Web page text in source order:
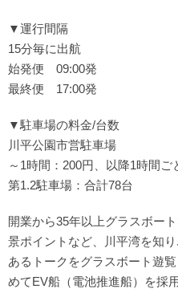
▼運行間隔
15分毎に出航
始発便 09:00発
最終便 17:00発
▼駐車場の料金/台数
川平公園市営駐車場
～1時間：200円、以降1時間ご
第1.2駐車場：合計78台
開業から35年以上グラスボー
景ポイントなど、川平湾を知
あるトークをグラスボート遊
めてEV船（電池推進船）を採